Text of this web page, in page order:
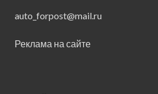
auto_forpost@mail.ru
Реклама на сайте